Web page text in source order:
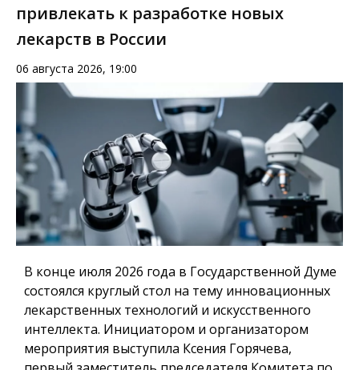
привлекать к разработке новых
лекарств в России
06 августа 2026, 19:00
В конце июля 2026 года в Государственной Думе
состоялся круглый стол на тему инновационных
лекарственных технологий и искусственного
интеллекта. Инициатором и организатором
мероприятия выступила Ксения Горячева,